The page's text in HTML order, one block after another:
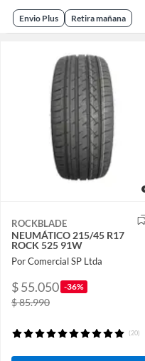
Envio Plus Retira mañana
ROCKBLADE
NEUMÁTICO 215/45 R17
ROCK 525 91W
Por Comercial SP Ltda
$ 55.050 -36%
$ 85.990
(20)